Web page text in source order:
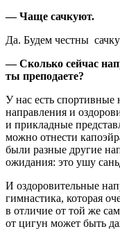
— Чаще сачкуют.
Да. Будем честны
— Сколько сейчас
ты преподаете?
У нас есть спортивные
направления и
и прикладные
можно отнести
были разные другие
ожидания: это ушу
И оздоровительные
гимнастика, которая
в отличие от той же
от цигун может быть